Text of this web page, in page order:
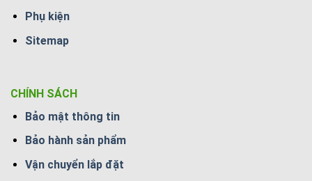
Phụ kiện
Sitemap
CHÍNH SÁCH
Bảo mật thông tin
Bảo hành sản phẩm
Vận chuyển lắp đặt